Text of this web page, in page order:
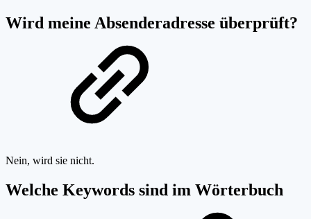
Wird meine Absenderadresse überprüft?
Nein, wird sie nicht.
Welche Keywords sind im Wörterbuch